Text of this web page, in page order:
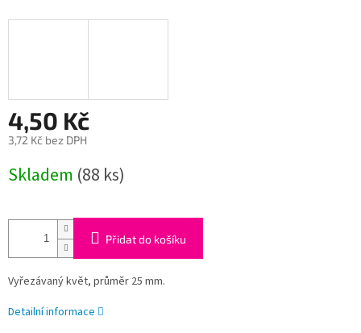
4,50 Kč
3,72 Kč bez DPH
cena:
Skladem (88 ks)
Přidat do košíku
Vyřezávaný květ, průměr 25 mm.
Detailní informace